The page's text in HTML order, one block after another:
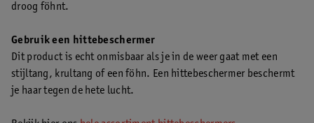
droog föhnt.
Gebruik een hittebeschermer
Dit product is echt onmisbaar als je in de weer gaat met een
stijltang, krultang of een föhn. Een hittebeschermer beschermt
je haar tegen de hete lucht.